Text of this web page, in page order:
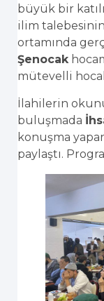
büyük bir
ilim
ortamında
Şenocak
mütevelli
İlahilerin
buluşmada
konuşma
paylaştı.